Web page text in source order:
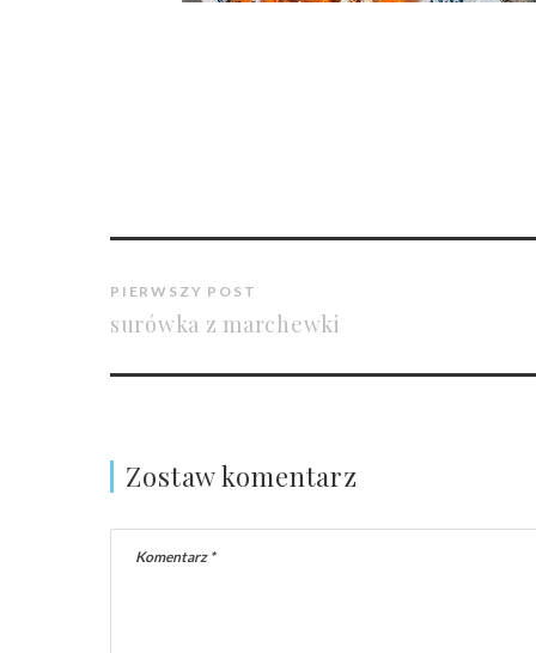
PIERWSZY POST
surówka z marchewki
Zostaw komentarz